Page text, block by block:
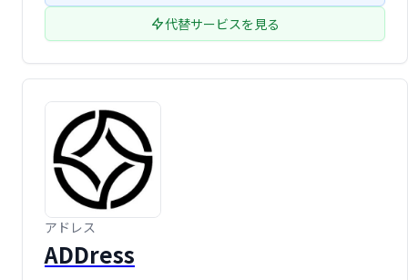
代替サービスを見る
アドレス
ADDress